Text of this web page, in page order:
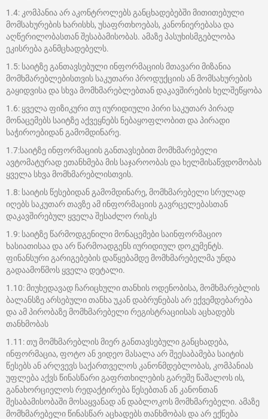
1.4: კომპანია არ აკონტროლებს განცხადებებში მითითებული
მომსახურების ხარისხს, უსაფრთხოებას, კანონიერებასა და
აღწერილობასთან შესაბამისობას. ამაზე პასუხისმგებლობა
ეკისრება განმცხადებელს.
1.5: საიტზე განთავსებული ინფორმაციის მთავარი მიზანია
მომხმარებლებისთვის საკუთარი პროდუქციის ან მომსახურების
გაყიდვისა და სხვა მომხმარებლებთან დაკავშირების ხელშეწყობა
1.6: ყველა ფიზიკური თუ იურიდიული პირი საკუთარ პირად
მონაცემებს საიტზე აქვეყნებს ნებაყოფლობით და პირადი
საჭიროებიდან გამომდინარე.
1.7:საიტზე ინფორმაციის განთავსებით მომხმარებელი
ავტომატურად ეთანხმება მის საჯაროობას და ხელმისაწვდომობას
ყველა სხვა მომხმარებლისთვის.
1.8: საიტის წესებიდან გამომდინარე, მომხმარებელი სრულად
იღებს საკუთარ თავზე ამ ინფორმაციის გავრცელებასთან
დაკავშირებულ ყველა შესაძლო რისკს
1.9: საიტზე წარმოდგენილი მონაცემები საინფორმაციო
ხასიათისაა და არ წარმოადგენს იურიდიულ დოკუმენტს.
ფინანსური გარიგებების დაწყებამდე მომხმარებელმა უნდა
გადაამოწმოს ყველა დეტალი.
1.10: მიუხედავად ჩარიცხული თანხის ოდენობისა, მომხმარებლის
ბალანსზე არსებული თანხა უკან დაბრუნებას არ ექვემდებარება
და ამ პირობაზე მომხმარებელი რეგისტრაციისას აცხადებს
თანხმობას
1.11: თუ მომხმარებლის მიერ განთავსებული განცხადება,
ინფორმაცია, ფოტო ან ვიდეო მასალა არ შეესაბამება საიტის
წესებს ან არღვევს საქართველოს კანონმდებლობას, კომპანიას
უფლება აქვს წინასწარი გაფრთხილების გარეშე წაშალოს ის,
განახორციელოს რედაქტირება წესებთან ან კანონთან
შესაბამისობაში მოსაყვანად ან დაბლოკოს მომხმარებელი. ამაზე
მომხმარებელი წინასწარ აცხადებს თანხმობას და არ ექნება